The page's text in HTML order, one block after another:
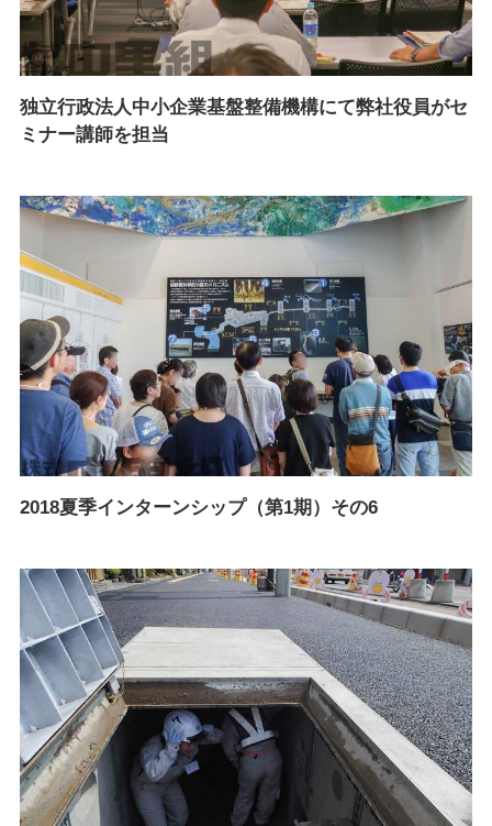
独立行政法人中小企業基盤整備機構にて弊社役員がセ
ミナー講師を担当
2018夏季インターンシップ（第1期）その6